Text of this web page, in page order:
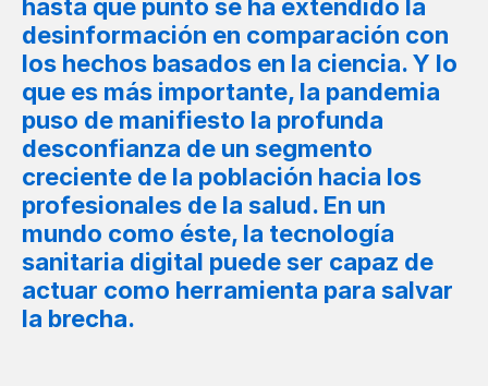
hasta qué punto se ha extendido la
desinformación en comparación con
los hechos basados en la ciencia. Y lo
que es más importante, la pandemia
puso de manifiesto la profunda
desconfianza de un segmento
creciente de la población hacia los
profesionales de la salud. En un
mundo como éste, la tecnología
sanitaria digital puede ser capaz de
actuar como herramienta para salvar
la brecha.